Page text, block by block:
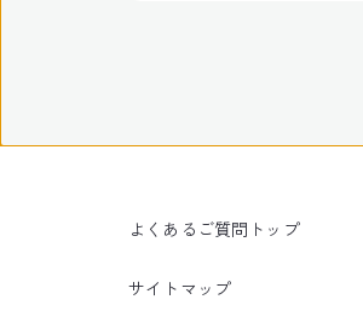
よくあるご質問トップ
サイトマップ